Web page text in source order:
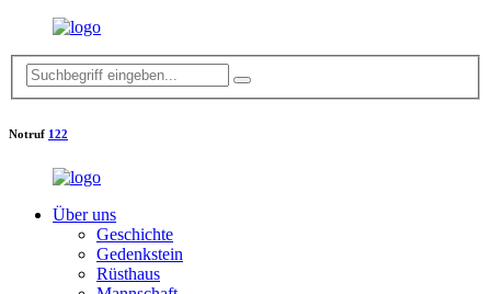
Notruf 122
Über uns
Geschichte
Gedenkstein
Rüsthaus